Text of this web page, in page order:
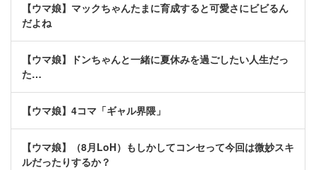
【ウマ娘】マックちゃんたまに育成すると可愛さにビビるん
だよね
【ウマ娘】ドンちゃんと一緒に夏休みを過ごしたい人生だっ
た…
【ウマ娘】4コマ「ギャル界隈」
【ウマ娘】（8月LoH）もしかしてコンセって今回は微妙スキ
ルだったりするか？